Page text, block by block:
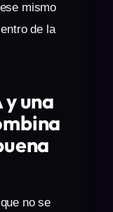
mismo
de la
y una
no se